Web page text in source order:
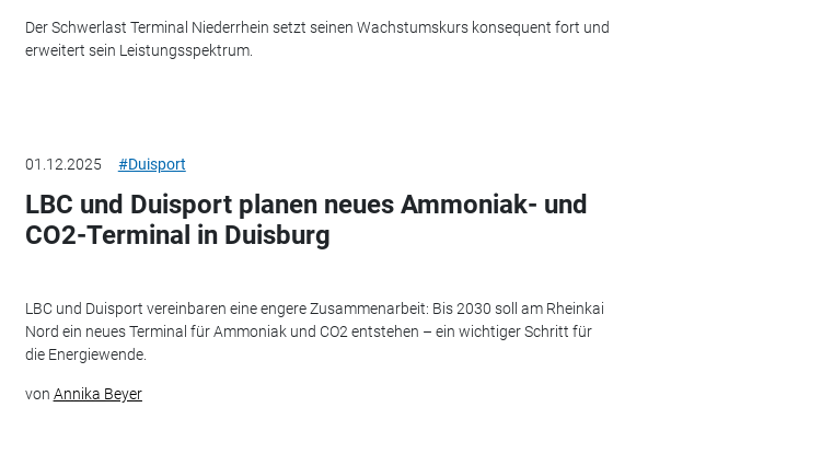
Der Schwerlast Terminal Niederrhein setzt seinen Wachstumskurs konsequent fort und
erweitert sein Leistungsspektrum.
01.12.2025 #Duisport
LBC und Duisport planen neues Ammoniak- und
CO2-Terminal in Duisburg
LBC und Duisport vereinbaren eine engere Zusammenarbeit: Bis 2030 soll am Rheinkai
Nord ein neues Terminal für Ammoniak und CO2 entstehen – ein wichtiger Schritt für
die Energiewende.
von Annika Beyer